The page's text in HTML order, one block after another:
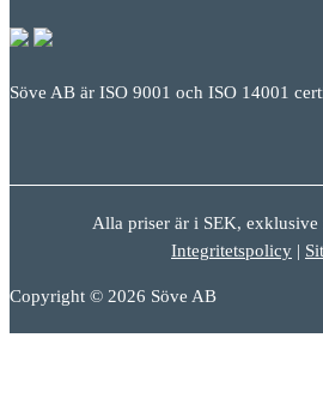
Söve AB är ISO 9001 och ISO 14001
Alla priser är i SEK, exklusive
Integritetspolicy |
Copyright © 2026 Söve AB